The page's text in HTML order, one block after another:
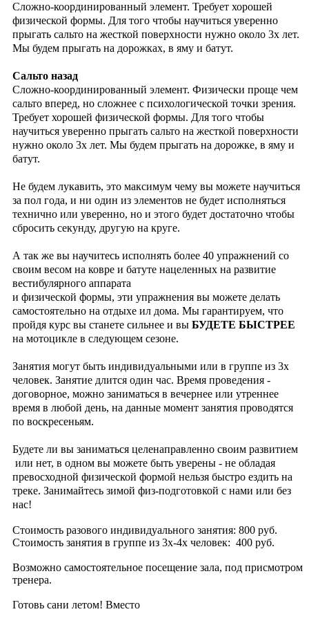
Сложно-координированный элемент. Требует хорошей
физической формы. Для того чтобы научиться уверенно
прыгать сальто на жесткой поверхности нужно около 3х лет.
Мы будем прыгать на дорожках, в яму и батут.
Сальто назад
Сложно-координированный элемент. Физически проще чем
сальто вперед, но сложнее с психологической точки зрения.
Требует хорошей физической формы. Для того чтобы
научиться уверенно прыгать сальто на жесткой поверхности
нужно около 3х лет. Мы будем прыгать на дорожке, в яму и
батут.
Не будем лукавить, это максимум чему вы можете научиться
за пол года, и ни один из элементов не будет исполняться
технично или уверенно, но и этого будет достаточно чтобы
сбросить секунду, другую на круге.
А так же вы научитесь исполнять более 40 упражнений со
своим весом на ковре и батуте нацеленных на развитие
вестибулярного аппарата
и физической формы, эти упражнения вы можете делать
самостоятельно на отдыхе ил дома. Мы гарантируем, что
пройдя курс вы станете сильнее и вы БУДЕТЕ БЫСТРЕЕ
на мотоцикле в следующем сезоне.
Занятия могут быть индивидуальными или в группе из 3х
человек. Занятие длится один час. Время проведения -
договорное, можно заниматься в вечернее или утреннее
время в любой день, на данные момент занятия проводятся
по воскресеньям.
Будете ли вы заниматься целенаправленно своим развитием
или нет, в одном вы можете быть уверены - не обладая
превосходной физической формой нельзя быстро ездить на
треке. Занимайтесь зимой физ-подготовкой с нами или без
нас!
Стоимость разового индивидуального занятия: 800 руб.
Стоимость занятия в группе из 3х-4х человек: 400 руб.
Возможно самостоятельное посещение зала, под присмотром
тренера.
Готовь сани летом! Вместо